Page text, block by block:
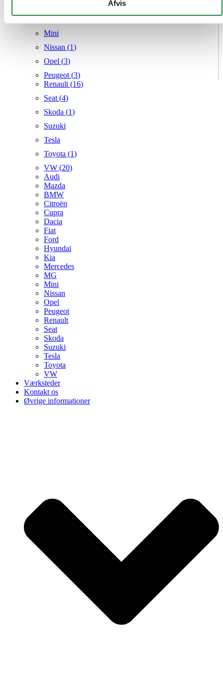
givet dem, eller som de har indsamlet fra din brug af deres
tjenester.
Afvis
Mini
Nissan (1)
Opel (3)
Peugeot (3)
Renault (16)
Seat (4)
Skoda (1)
Suzuki
Tesla
Toyota (1)
VW (20)
Audi
Mazda
BMW
Citroën
Cupra
Dacia
Fiat
Ford
Hyundai
Kia
Mercedes
MG
Mini
Nissan
Opel
Peugeot
Renault
Seat
Skoda
Suzuki
Tesla
Toyota
VW
Værksteder
Kontakt os
Øvrige informationer